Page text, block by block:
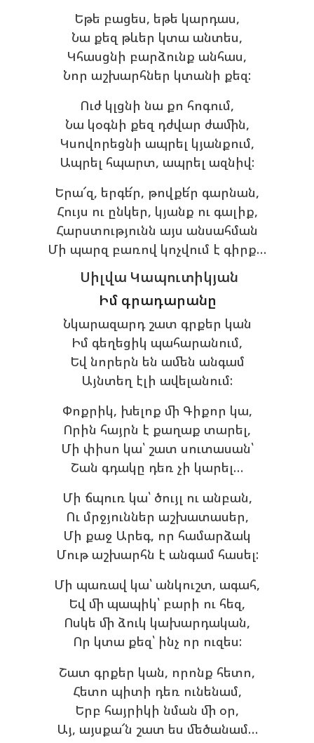
Եթե բացես, եթե կարդաս,
Նա քեզ թևեր կտա անտես,
Կհասցնի բարձունք անհաս,
Նոր աշխարհներ կտանի քեզ:
Ուժ կլցնի նա քո հոգում,
Նա կօգնի քեզ դժվար ժամին,
Կսովորեցնի ապրել կյանքում,
Ապրել հպարտ, ապրել ազնիվ:
Երա՜զ, երգե՜ր, թովքե՜ր գարնան,
Հույս ու ընկեր, կյանք ու գալիք,
Հարստությունն այս անսահման
Մի պարզ բառով կոչվում է գիրք…
Սիլվա Կապուտիկյան
Իմ գրադարանը
Նկարազարդ շատ գրքեր կան
Իմ գեղեցիկ պահարանում,
Եվ նորերն են ամեն անգամ
Այնտեղ էլի ավելանում:
Փոքրիկ, խելոք մի Գիքոր կա,
Որին հայրն է քաղաք տարել,
Մի փիսո կա՝ շատ սուտասան՝
Շան գդակը դեռ չի կարել…
Մի ճպուռ կա՝ ծույլ ու անբան,
Ու մրջյուններ աշխատասեր,
Մի քաջ Արեգ, որ համարձակ
Մութ աշխարհն է անգամ հասել:
Մի պառավ կա՝ անկուշտ, ագահ,
Եվ մի պապիկ՝ բարի ու հեզ,
Ոսկե մի ձուկ կախարդական,
Որ կտա քեզ՝ ինչ որ ուզես:
Շատ գրքեր կան, որոնք հետո,
Հետո պիտի դեռ ունենամ,
Երբ հայրիկի նման մի օր,
Այ, այսքա՜ն շատ ես մեծանամ…